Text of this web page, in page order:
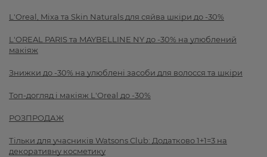
L'Oreal, Mixa та Skin Naturals для сяйва шкіри до -30%
L'OREAL PARIS та MAYBELLINE NY до -30% на улюблений
макіяж
Знижки до -30% на улюблені засоби для волосся та шкіри
Топ-догляд і макіяж L'Oreal до -30%
РОЗПРОДАЖ
Тільки для учасників Watsons Club: Додатково 1+1=3 на
декоративну косметику